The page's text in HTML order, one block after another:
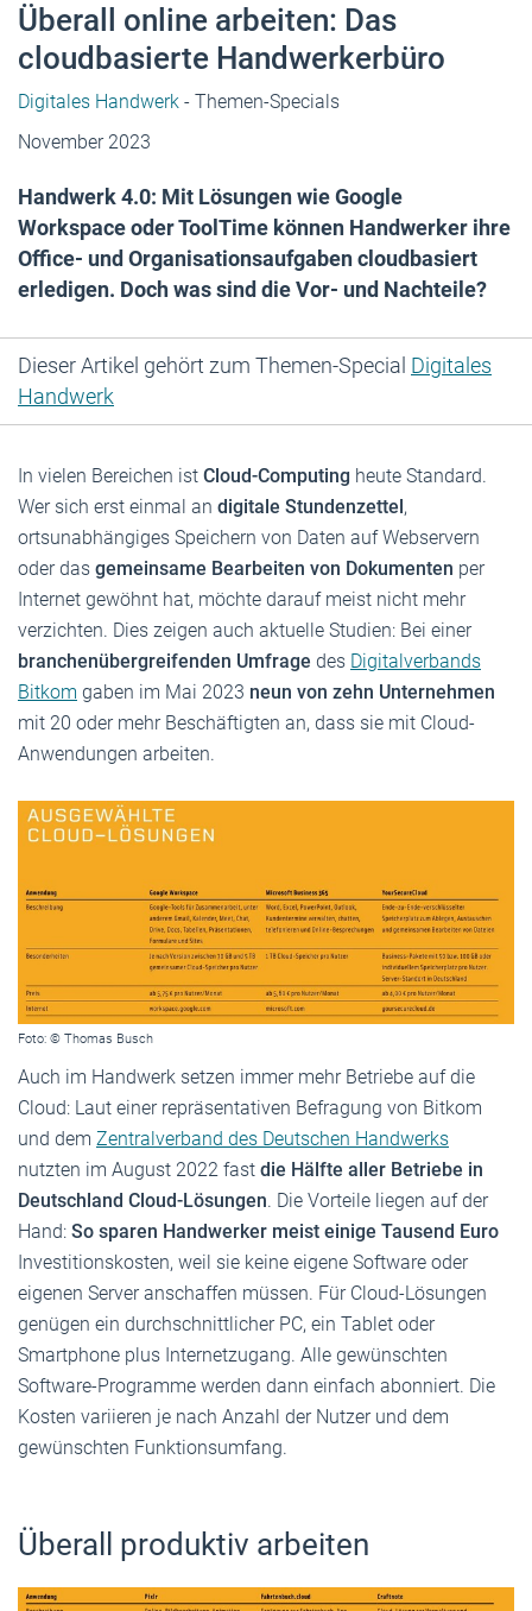
Überall online arbeiten: Das
cloudbasierte Handwerkerbüro
Digitales Handwerk - Themen-Specials
November 2023
Handwerk 4.0: Mit Lösungen wie Google
Workspace oder ToolTime können Handwerker ihre
Office- und Organisationsaufgaben cloudbasiert
erledigen. Doch was sind die Vor- und Nachteile?
Dieser Artikel gehört zum Themen-Special Digitales
Handwerk
In vielen Bereichen ist Cloud-Computing heute Standard.
Wer sich erst einmal an digitale Stundenzettel,
ortsunabhängiges Speichern von Daten auf Webservern
oder das gemeinsame Bearbeiten von Dokumenten per
Internet gewöhnt hat, möchte darauf meist nicht mehr
verzichten. Dies zeigen auch aktuelle Studien: Bei einer
branchenübergreifenden Umfrage des Digitalverbands
Bitkom gaben im Mai 2023 neun von zehn Unternehmen
mit 20 oder mehr Beschäftigten an, dass sie mit Cloud-
Anwendungen arbeiten.
Foto: © Thomas Busch
Auch im Handwerk setzen immer mehr Betriebe auf die
Cloud: Laut einer repräsentativen Befragung von Bitkom
und dem Zentralverband des Deutschen Handwerks
nutzten im August 2022 fast die Hälfte aller Betriebe in
Deutschland Cloud-Lösungen. Die Vorteile liegen auf der
Hand: So sparen Handwerker meist einige Tausend Euro
Investitionskosten, weil sie keine eigene Software oder
eigenen Server anschaffen müssen. Für Cloud-Lösungen
genügen ein durchschnittlicher PC, ein Tablet oder
Smartphone plus Internetzugang. Alle gewünschten
Software-Programme werden dann einfach abonniert. Die
Kosten variieren je nach Anzahl der Nutzer und dem
gewünschten Funktionsumfang.
Überall produktiv arbeiten